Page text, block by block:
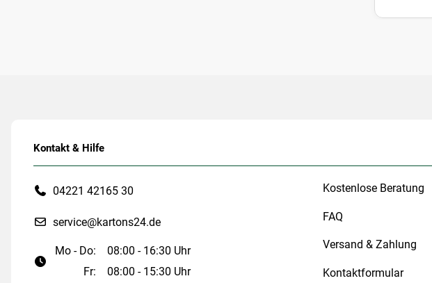
Kontakt & Hilfe
04221 42165 30
service@kartons24.de
Mo - Do:
08:00 - 16:30 Uhr
Fr:
08:00 - 15:30 Uhr
Kostenlose Beratung
FAQ
Versand & Zahlung
Kontaktformular